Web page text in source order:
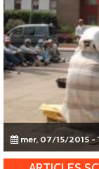
mer, 07/15/2015 -